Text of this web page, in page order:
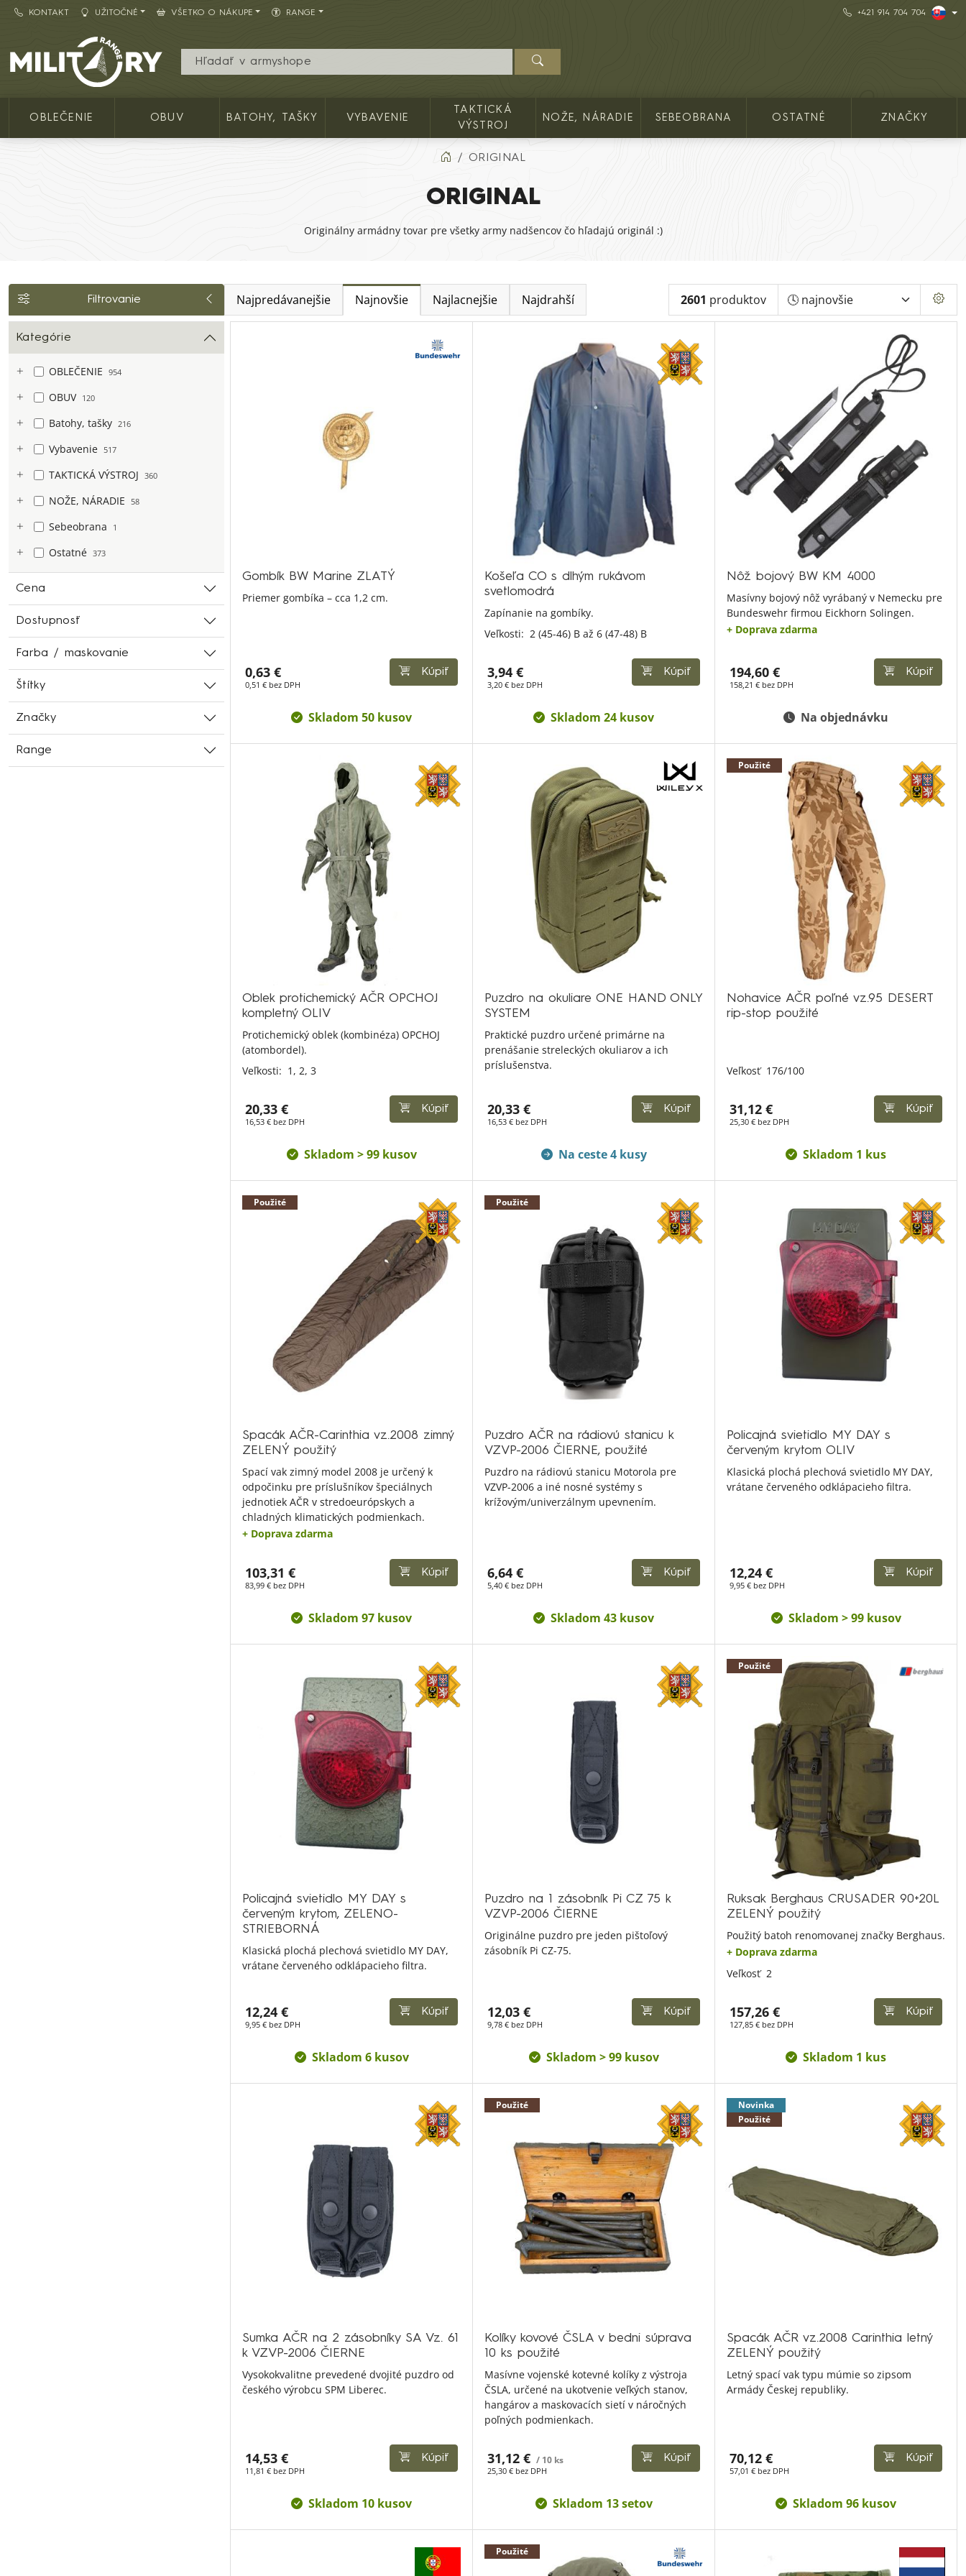
KONTAKT UŽITOČNÉ VŠETKO O NÁKUPE RANGE +421 914 704 704
Army shop MILITARY RANGE SK
OBLEČENIE OBUV BATOHY, TAŠKY VYBAVENIE
TAKTICKÁ
VÝSTROJ
NOŽE, NÁRADIE SEBEOBRANA OSTATNÉ ZNAČKY
ORIGINAL
ORIGINAL
Originálny armádny tovar pre všetky army nadšencov čo hľadajú originál :)
Filtrovanie Najpredávanejšie Najnovšie Najlacnejšie Najdrahší 2601 produktov
Kategórie
OBLEČENIE 954
OBUV 120
Batohy, tašky 216
Vybavenie 517
TAKTICKÁ VÝSTROJ 360
NOŽE, NÁRADIE 58
Sebeobrana 1
Ostatné 373
Cena
Dostupnosť
Farba / maskovanie
Štítky
Značky
Range
Gombík BW Marine ZLATÝ
Priemer gombíka – cca 1,2 cm.
0,63 €
0,51 € bez DPH
Kúpiť
Skladom 50 kusov
Košeľa CO s dlhým rukávom
svetlomodrá
Zapínanie na gombíky.
Veľkosti: 2 (45-46) B až 6 (47-48) B
3,94 €
3,20 € bez DPH
Kúpiť
Skladom 24 kusov
Nôž bojový BW KM 4000
Masívny bojový nôž vyrábaný v Nemecku pre
Bundeswehr firmou Eickhorn Solingen.
+ Doprava zdarma
194,60 €
158,21 € bez DPH
Kúpiť
Na objednávku
Oblek protichemický AČR OPCHOJ
kompletný OLIV
Protichemický oblek (kombinéza) OPCHOJ
(atombordel).
Veľkosti: 1, 2, 3
20,33 €
16,53 € bez DPH
Kúpiť
Skladom > 99 kusov
Puzdro na okuliare ONE HAND ONLY
SYSTEM
Praktické puzdro určené primárne na
prenášanie streleckých okuliarov a ich
príslušenstva.
20,33 €
16,53 € bez DPH
Kúpiť
Na ceste 4 kusy
Použité
Nohavice AČR poľné vz.95 DESERT
rip-stop použité
Veľkosť 176/100
31,12 €
25,30 € bez DPH
Kúpiť
Skladom 1 kus
Použité
Spacák AČR-Carinthia vz.2008 zimný
ZELENÝ použitý
Spací vak zimný model 2008 je určený k
odpočinku pre príslušníkov špeciálnych
jednotiek AČR v stredoeurópskych a
chladných klimatických podmienkach.
+ Doprava zdarma
103,31 €
83,99 € bez DPH
Kúpiť
Skladom 97 kusov
Použité
Puzdro AČR na rádiovú stanicu k
VZVP-2006 ČIERNE, použité
Puzdro na rádiovú stanicu Motorola pre
VZVP-2006 a iné nosné systémy s
krížovým/univerzálnym upevnením.
6,64 €
5,40 € bez DPH
Kúpiť
Skladom 43 kusov
Policajná svietidlo MY DAY s
červeným krytom OLIV
Klasická plochá plechová svietidlo MY DAY,
vrátane červeného odklápacieho filtra.
12,24 €
9,95 € bez DPH
Kúpiť
Skladom > 99 kusov
Policajná svietidlo MY DAY s
červeným krytom, ZELENO-
STRIEBORNÁ
Klasická plochá plechová svietidlo MY DAY,
vrátane červeného odklápacieho filtra.
12,24 €
9,95 € bez DPH
Kúpiť
Skladom 6 kusov
Puzdro na 1 zásobník Pi CZ 75 k
VZVP-2006 ČIERNE
Originálne puzdro pre jeden pištoľový
zásobník Pi CZ-75.
12,03 €
9,78 € bez DPH
Kúpiť
Skladom > 99 kusov
Použité
Ruksak Berghaus CRUSADER 90+20L
ZELENÝ použitý
Použitý batoh renomovanej značky Berghaus.
+ Doprava zdarma
Veľkosť 2
157,26 €
127,85 € bez DPH
Kúpiť
Skladom 1 kus
Sumka AČR na 2 zásobníky SA Vz. 61
k VZVP-2006 ČIERNE
Vysokokvalitne prevedené dvojité puzdro od
českého výrobcu SPM Liberec.
14,53 €
11,81 € bez DPH
Kúpiť
Skladom 10 kusov
Použité
Kolíky kovové ČSLA v bedni súprava
10 ks použité
Masívne vojenské kotevné kolíky z výstroja
ČSLA, určené na ukotvenie veľkých stanov,
hangárov a maskovacích sietí v náročných
poľných podmienkach.
31,12 € / 10 ks
25,30 € bez DPH
Kúpiť
Skladom 13 setov
Novinka
Použité
Spacák AČR vz.2008 Carinthia letný
ZELENÝ použitý
Letný spací vak typu múmie so zipsom
Armády Českej republiky.
70,12 €
57,01 € bez DPH
Kúpiť
Skladom 96 kusov
Použité